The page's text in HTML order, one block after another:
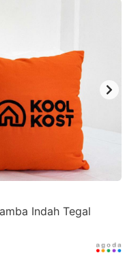
Indah Tegal